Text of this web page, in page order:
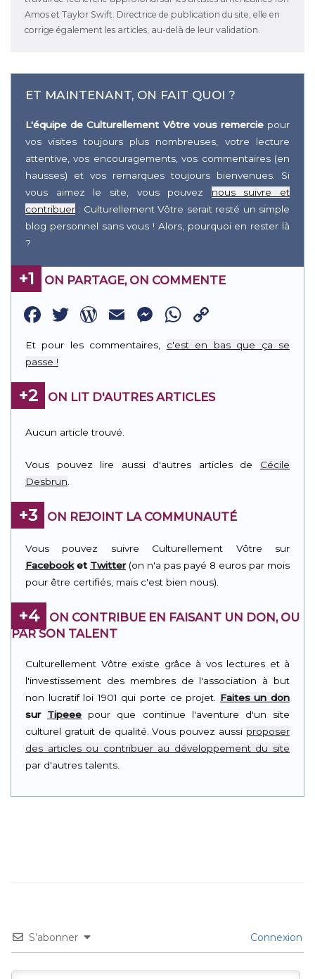
Amos et Taylor Swift. Directrice de publication du site, elle en
corrige également les articles, au-delà de leur validation.
ET MAINTENANT, ON FAIT QUOI ?
L'équipe de Culturellement Vôtre vous remerciepour
vos visites toujours plus nombreuses, votre lecture
attentive, vos encouragements, vos commentaires (en
hausses) et vos remarques toujours bienvenues. Si
vous aimez le site, vous pouvez nous suivre et
contribuer : Culturellement Vôtre serait resté un simple
blog personnel sans vous ! Alors, pourquoi en rester là
?
+1 ON PARTAGE, ON COMMENTE
Facebook
Twitter
WordPress
EmailMessenger
WhatsApp
Link
Et pour les commentaires, c'est en bas que ça se
passe !
+2 ON LIT D'AUTRES ARTICLES
Aucun article trouvé.
Vous pouvez lire aussi d'autres articles de Cécile
Desbrun
+3 ON REJOINT LA COMMUNAUTÉ
Vous pouvez suivre Culturellement Vôtre sur
Facebooket Twitter(on n'a pas payé 8 euros par mois
pour être certifiés, mais c'est bien nous).
+4
ON CONTRIBUE EN FAISANT UN DON, OU
PAR SON TALENT
Culturellement Vôtre existe grâce à vos lectures et à
l'investissement des membres de l'association à but
non lucratif loi 1901 qui porte ce projet. Faites un don
sur Tipeee pour que continue l'aventure d'un site
culturel gratuit de qualité. Vous pouvez aussi proposer
des articles ou contribuer au développement du site
par d'autres talents.
S’abonner Connexion